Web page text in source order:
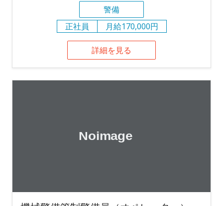
警備
正社員
月給170,000円
詳細を見る